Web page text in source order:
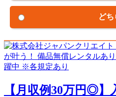
ど
【月収例30万円◎】